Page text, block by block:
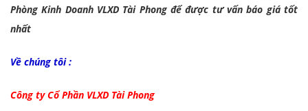
Phòng Kinh Doanh VLXD Tài Phong để được tư vấn báo giá tốt
nhất
Về chúng tôi :
Công ty Cổ Phần VLXD Tài Phong